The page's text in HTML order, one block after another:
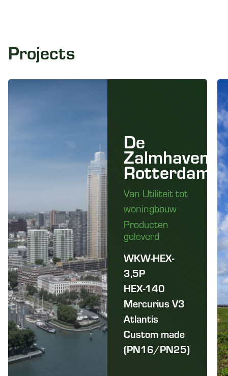
Projects
De
Zalmhaven
Rotterdam
Van Utiliteit tot
woningbouw
Producten
geleverd
WKW-HEX-
3,5P
HEX-140
Mercurius V3
Atlantis
Custom made
(PN16/PN25)